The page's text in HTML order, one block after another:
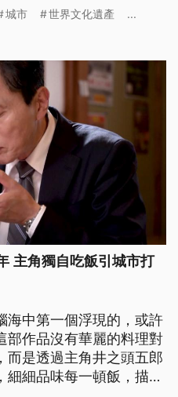
城市 世界文化遺產 ...
主角獨自吃飯引城市打
海中第一個浮現的，或許
部作品沒有華麗的料理對
而是透過主角井之頭五郎
細品味每一頓飯，描繪